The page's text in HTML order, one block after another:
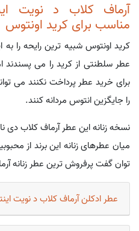
آرماف کلاب د نویت
مناسب برای کرید اونتوس
کرید اونتوس شبیه ترین رایحه را به
عطر سلطنتی از کرید را می
برای خرید عطر پرداخت نکنند می
را جایگزین انتوس مردانه کنند.
نسخه زنانه این عطر آرماف کلاب دی
میان عطرهای زنانه این برند از
توان گفت پرفروش ترین عطر زنانه
عطر ادکلن آرماف کلاب د نویت